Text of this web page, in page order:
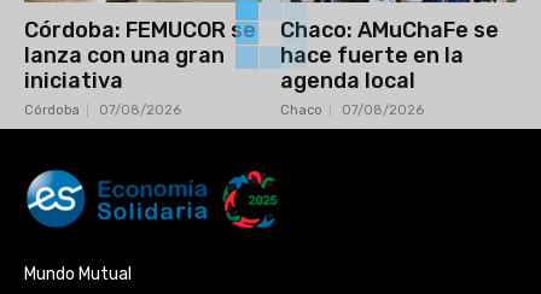
Córdoba: FEMUCOR se
lanza con una gran
iniciativa
Córdoba 07/08/2026
Chaco: AMuChaFe se
hace fuerte en la
agenda local
Chaco 07/08/2026
Mundo Mutual